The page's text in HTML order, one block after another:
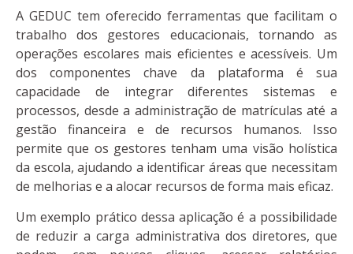
A GEDUC tem oferecido ferramentas que facilitam o
trabalho dos gestores educacionais, tornando as
operações escolares mais eficientes e acessíveis. Um
dos componentes chave da plataforma é sua
capacidade de integrar diferentes sistemas e
processos, desde a administração de matrículas até a
gestão financeira e de recursos humanos. Isso
permite que os gestores tenham uma visão holística
da escola, ajudando a identificar áreas que necessitam
de melhorias e a alocar recursos de forma mais eficaz.
Um exemplo prático dessa aplicação é a possibilidade
de reduzir a carga administrativa dos diretores, que